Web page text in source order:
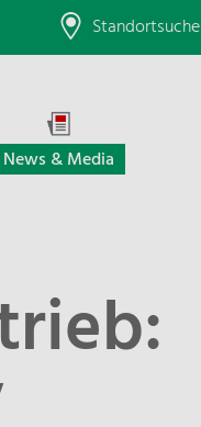
Standortsuche
News & Media